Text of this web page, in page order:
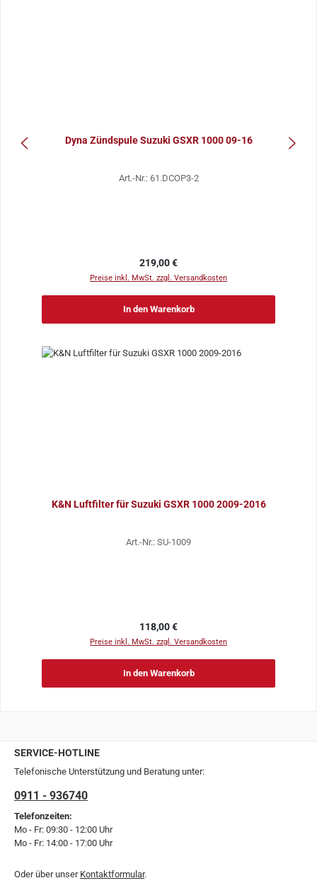
Dyna Zündspule Suzuki GSXR 1000 09-16
Art.-Nr.: 61.DCOP3-2
Regulärer Preis:
219,00 €
Preise inkl. MwSt. zzgl. Versandkosten
In den Warenkorb
K&N Luftfilter für Suzuki GSXR 1000 2009-2016
Art.-Nr.: SU-1009
Regulärer Preis:
118,00 €
Preise inkl. MwSt. zzgl. Versandkosten
In den Warenkorb
SERVICE-HOTLINE
Telefonische Unterstützung und Beratung unter:
0911 - 936740
Telefonzeiten:
Mo - Fr: 09:30 - 12:00 Uhr
Mo - Fr: 14:00 - 17:00 Uhr
Oder über unser Kontaktformular.